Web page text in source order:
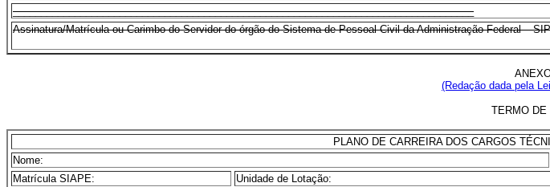
__________________________________________________________________________________
Assinatura/Matrícula ou Carimbo do Servidor do órgão do Sistema de Pessoal Civil da Administração Federal –
(Redação dada pela
TERMO DE
PLANO DE CARREIRA DOS CARGOS
Nome:
Matrícula SIAPE:
Unidade de Lotação: